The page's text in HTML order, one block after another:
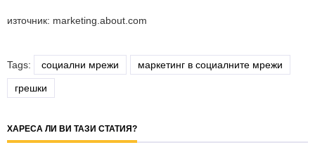
източник: marketing.about.com
Tags: социални мрежи маркетинг в социалните мрежи
грешки
ХАРЕСА ЛИ ВИ ТАЗИ СТАТИЯ?